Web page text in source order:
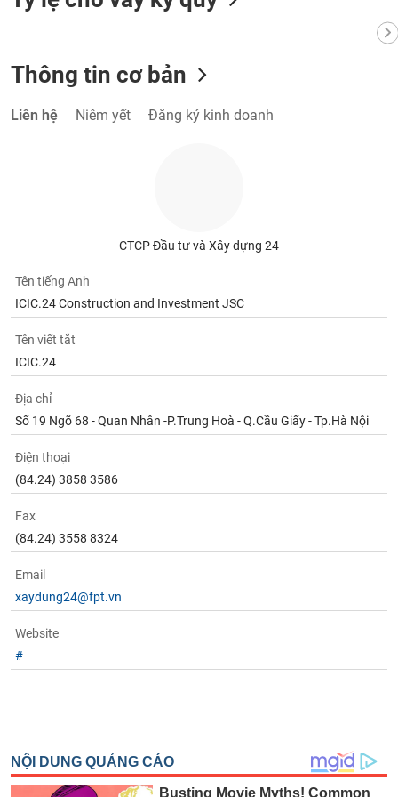
Thông tin cơ bản
Liên hệ Niêm yết Đăng ký kinh doanh
CTCP Đầu tư và Xây dựng 24
Tên tiếng Anh
ICIC.24 Construction and Investment JSC
Tên viết tắt
ICIC.24
Địa chỉ
Số 19 Ngõ 68 - Quan Nhân -P.Trung Hoà - Q.Cầu Giấy - Tp.Hà Nội
Điện thoại
(84.24) 3858 3586
Fax
(84.24) 3558 8324
Email
xaydung24@fpt.vn
Website
#
VỤ
SẢN
chứng
(-)
Tất cả
Lãnh
đạo
(-)
Tất cả
tức
(-)
viết
Báo
cáo